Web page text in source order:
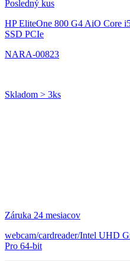
Posledný kus
HP EliteOne 800 G4 AiO Core
SSD PCIe
NARA-00823
Skladom > 3ks
Záruka 24 mesiacov
webcam/cardreader/Intel UHD
Pro 64-bit